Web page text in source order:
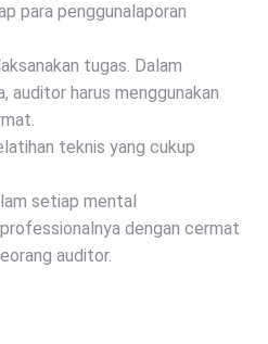
para penggunalaporan
tugas. Dalam
auditor harus menggunakan
teknis yang cukup
setiap mental
dengan cermat
auditor.